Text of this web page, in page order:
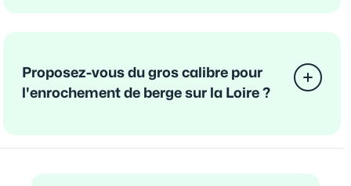
Proposez-vous du gros calibre pour
l'enrochement de berge sur la Loire ?